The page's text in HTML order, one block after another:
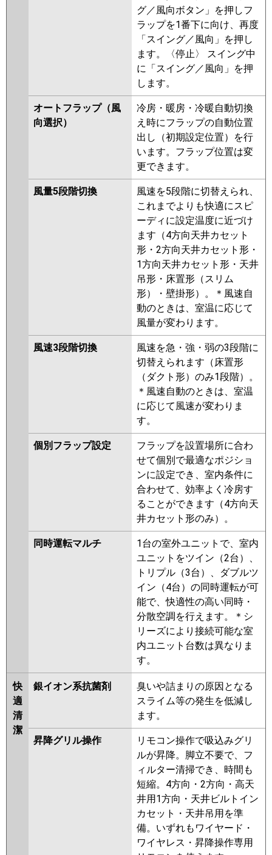
GP160RSHP5 RCI-GP160RHNP
RCI-GP160RSHP4 RCI-
AP160HNP9-kobe RCI-
AP160HNP9
RCI-GP160RSHP3
FDTV1606HP6S-airf
FDTV1606HP6S
osj FDTV1606HP6S-rak
FDTK1605HP5SA-osj
FDTK1605HP5SA-rak
FDTK1605HP5SA-airf
FDTK1605HP5SA
FDTV1605HPA5SA-osj
FDTV1605HPA5SA-rak
FDTV1605HPA5SA-airf
FDTV1605HPA5SA
FDTK1605HP5S-osj
FDTK1605HP5S-rak
FDTK1605HP5S-airf
FDTK1605HP5S
FDTV1605HPA5S-osj
FDTV1605HPA5S-rak
FDTV1605HPA5S-airf
FDTV1605HPA5S-rakuri-na
FDTV1605HPA5S-airflex
FDTV1605HPA5S
PA-P160U7KDNBX PA-
P160U7HDNBX PA-P160U7KDNB
PA-P160U7HDB
PA-P160U7KDN PA-P160U7KD
PA-P160U7HD
PA-P160U7HDN
PA-P160U6KDB PA-P160U6KDNB
PA-P160U6CDB PA-P160U6CDNB
PA-P160U6HDB PA-P160U6HDNB
PA-P160U6KDN
PA-P160U6KD
PA-P160U6HD PA-P160U6HDN
グ／風向ボタン」を押しフ
ラップを1番下に向け、再度
「スイング／風向」を押し
ます。〈停止〉 スイング中
に「スイング／風向」を押
します。
オートフラップ（風
向選択）
冷房・暖房・冷暖自動切換
え時にフラップの自動位置
出し（初期設定位置）を行
います。フラップ位置は変
更できます。
風量5段階切換
風速を5段階に切替えられ、
これまでよりも快適にスピ
ーディに設定温度に近づけ
ます（4方向天井カセット
形・2方向天井カセット形・
1方向天井カセット形・天井
吊形・床置形（スリム
形）・壁掛形）。＊風速自
動のときは、室温に応じて
風量が変わります。
風速3段階切換
風速を急・強・弱の3段階に
切替えられます（床置形
（ダクト形）のみ1段階）。
＊風速自動のときは、室温
に応じて風速が変わりま
す。
個別フラップ設定
フラップを設置場所に合わ
せて個別で最適なポジショ
ンに設定でき、室内条件に
合わせて、効率よく冷房す
ることができます（4方向天
井カセット形のみ）。
同時運転マルチ
1台の室外ユニットで、室内
ユニットをツイン（2台）、
トリプル（3台）、ダブルツ
イン（4台）の同時運転が可
能で、快適性の高い同時・
分散空調を行えます。＊シ
リーズにより接続可能な室
内ユニット台数は異なりま
す。
快
適
清
潔
銀イオン系抗菌剤
臭いや詰まりの原因となる
スライム等の発生を低減し
ます。
昇降グリル操作
リモコン操作で吸込みグリ
ルが昇降。脚立不要で、フ
ィルター清掃でき、時間も
短縮。4方向・2方向・高天
井用1方向・天井ビルトイン
カセット・天井吊用を準
備。いずれもワイヤード・
ワイヤレス・昇降操作専用